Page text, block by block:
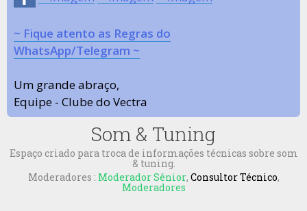
~ Fique atento as Regras do
WhatsApp/Telegram ~
Um grande abraço,
Equipe - Clube do Vectra
Som & Tuning
Espaço criado para troca de informações técnicas sobre som
& tuning.
Moderadores : Moderador Sênior, Consultor Técnico,
Moderadores